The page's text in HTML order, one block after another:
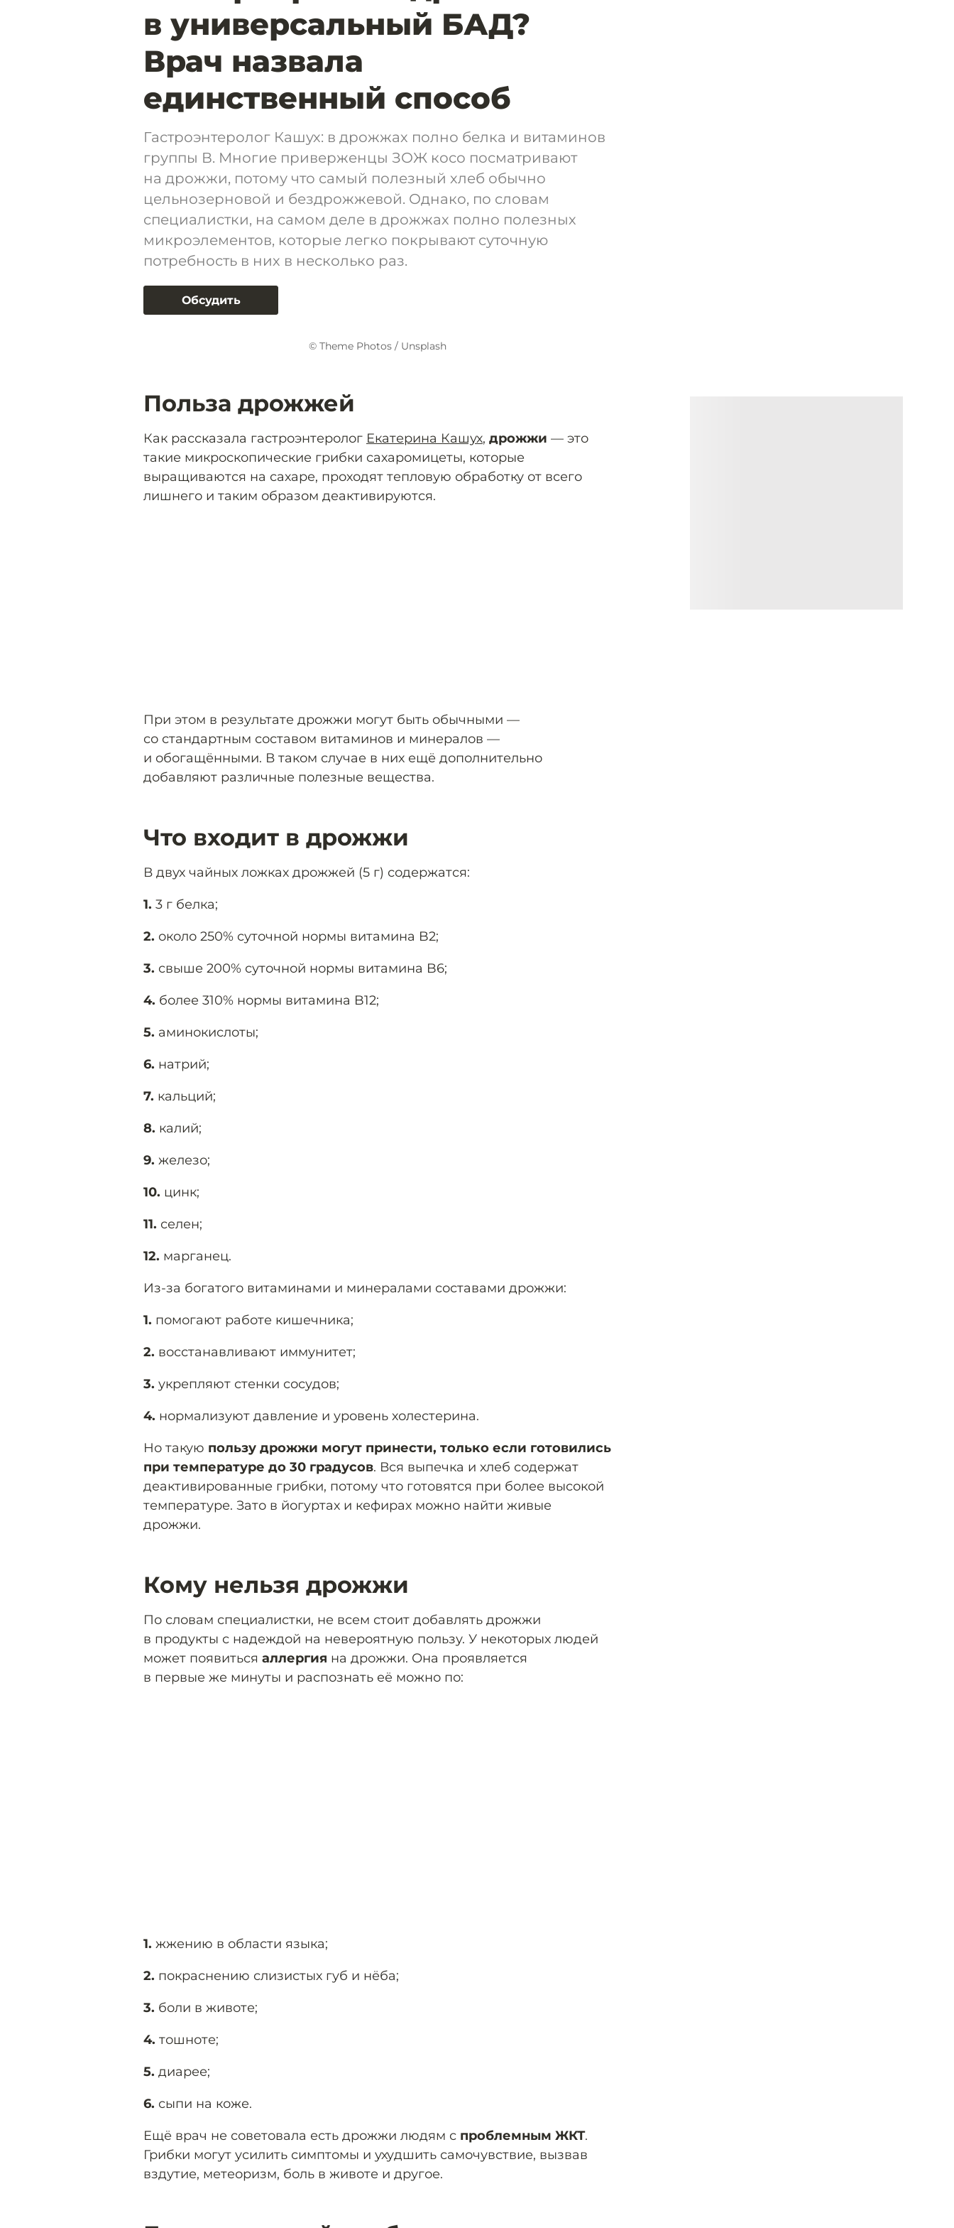
в универсальный БАД?
Врач назвала
единственный способ
Гастроэнтеролог Кашух: в дрожжах полно белка и витаминов
группы В. Многие приверженцы ЗОЖ косо посматривают
на дрожжи, потому что самый полезный хлеб обычно
цельнозерновой и бездрожжевой. Однако, по словам
специалистки, на самом деле в дрожжах полно полезных
микроэлементов, которые легко покрывают суточную
потребность в них в несколько раз.
Обсудить
© Theme Photos / Unsplash
Польза дрожжей
Как рассказала гастроэнтеролог Екатерина Кашух, дрожжи — это
такие микроскопические грибки сахаромицеты, которые
выращиваются на сахаре, проходят тепловую обработку от всего
лишнего и таким образом деактивируются.
При этом в результате дрожжи могут быть обычными —
со стандартным составом витаминов и минералов —
и обогащёнными. В таком случае в них ещё дополнительно
добавляют различные полезные вещества.
Что входит в дрожжи
В двух чайных ложках дрожжей (5 г) содержатся:
1. 3 г белка;
2. около 250% суточной нормы витамина B2;
3. свыше 200% суточной нормы витамина B6;
4. более 310% нормы витамина B12;
5. аминокислоты;
6. натрий;
7. кальций;
8. калий;
9. железо;
10. цинк;
11. селен;
12. марганец.
Из-за богатого витаминами и минералами составами дрожжи:
1. помогают работе кишечника;
2. восстанавливают иммунитет;
3. укрепляют стенки сосудов;
4. нормализуют давление и уровень холестерина.
Но такую пользу дрожжи могут принести, только если готовились
при температуре до 30 градусов. Вся выпечка и хлеб содержат
деактивированные грибки, потому что готовятся при более высокой
температуре. Зато в йогуртах и кефирах можно найти живые
дрожжи.
Кому нельзя дрожжи
По словам специалистки, не всем стоит добавлять дрожжи
в продукты с надеждой на невероятную пользу. У некоторых людей
может появиться аллергия на дрожжи. Она проявляется
в первые же минуты и распознать её можно по:
1. жжению в области языка;
2. покраснению слизистых губ и нёба;
3. боли в животе;
4. тошноте;
5. диарее;
6. сыпи на коже.
Ещё врач не советовала есть дрожжи людям с проблемным ЖКТ.
Грибки могут усилить симптомы и ухудшить самочувствие, вызвав
вздутие, метеоризм, боль в животе и другое.